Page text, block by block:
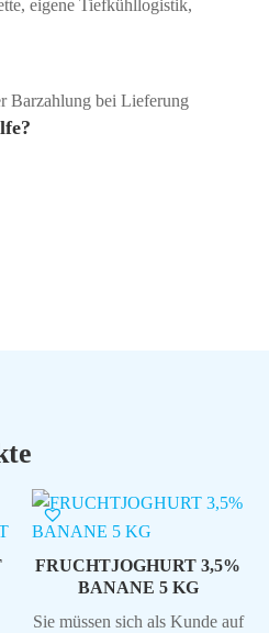
eigene Tiefkühllogistik,
Barzahlung bei Lieferung
FRUCHTJOGHURT 3,5%
BANANE 5 KG
Sie müssen sich als Kunde auf